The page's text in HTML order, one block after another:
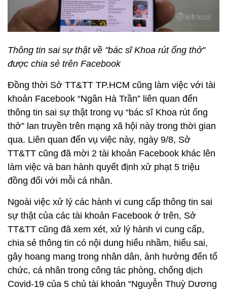
Thông tin sai sự thật về "bác sĩ Khoa rút ống thở"
được chia sẻ trên Facebook
Đồng thời Sở TT&TT TP.HCM cũng làm việc với tài
khoản Facebook “Ngân Hà Trần” liên quan đến
thông tin sai sự thật trong vụ “bác sĩ Khoa rút ống
thở” lan truyền trên mạng xã hội này trong thời gian
qua. Liên quan đến vụ việc này, ngày 9/8, Sở
TT&TT cũng đã mời 2 tài khoản Facebook khác lên
làm việc và ban hành quyết định xử phạt 5 triệu
đồng đối với mỗi cá nhân.
Ngoài việc xử lý các hành vi cung cấp thông tin sai
sự thật của các tài khoản Facebook ở trên, Sở
TT&TT cũng đã xem xét, xử lý hành vi cung cấp,
chia sẻ thông tin có nội dung hiểu nhầm, hiểu sai,
gây hoang mang trong nhân dân, ảnh hưởng đến tổ
chức, cá nhân trong công tác phòng, chống dịch
Covid-19 của 5 chủ tài khoản “Nguyễn Thuỳ Dương